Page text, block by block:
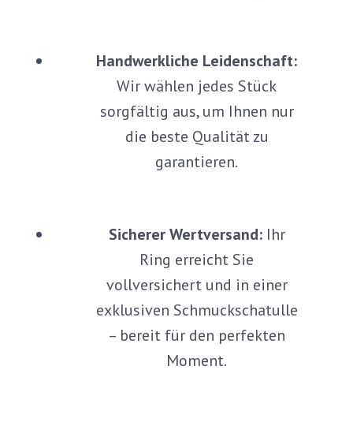
Handwerkliche Leidenschaft:
Wir wählen jedes Stück
sorgfältig aus, um Ihnen nur
die beste Qualität zu
garantieren.
Sicherer Wertversand:Ihr
Ring erreicht Sie
vollversichert und in einer
exklusiven Schmuckschatulle
– bereit für den perfekten
Moment.